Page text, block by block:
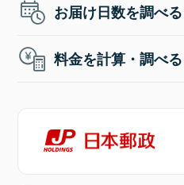
お届け日数を調べる
料金を計算・調べる